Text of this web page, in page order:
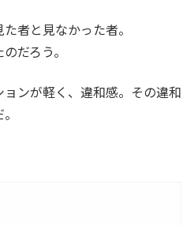
者と見なかった者。
だろう。
ンが軽く、違和感。その違和